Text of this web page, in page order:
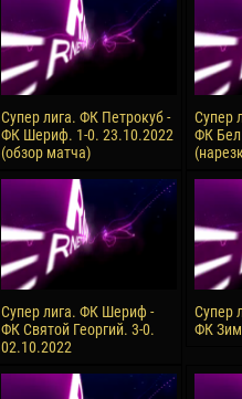
Супер лига. ФК Петрокуб -
ФК Шериф. 1-0. 23.10.2022
(обзор матча)
Супер
ФК
Супер лига. ФК Шериф -
ФК Святой Георгий. 3-0.
02.10.2022
Супер
ФК